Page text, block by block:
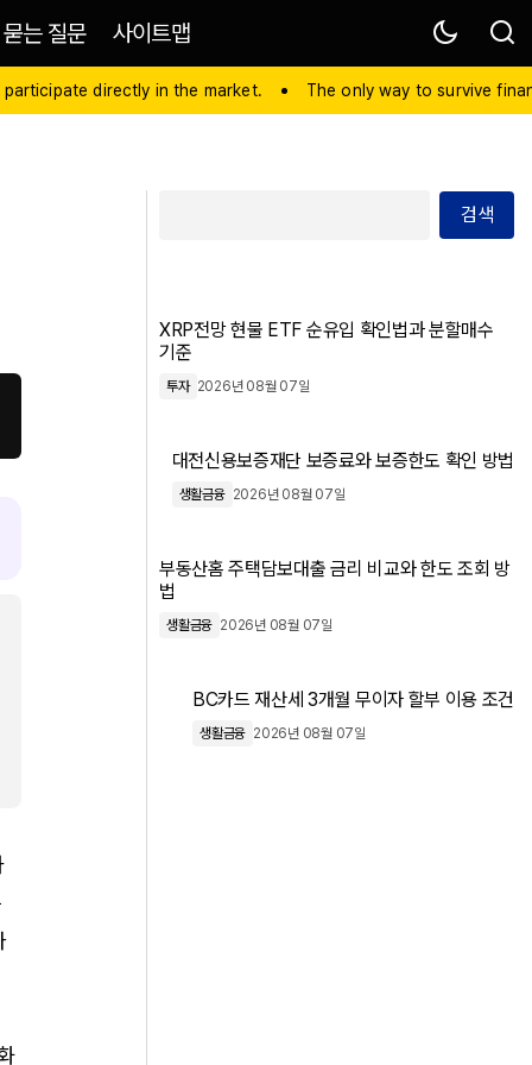
는 질문 사이트맵
directly in the market. The only way to survive
검색
XRP전망 현물 ETF 순유입 확인법과 분할매수
기준
투자 2026년 08월 07일
대전신용보증재단 보증료와 보증한도 확인 방법
생활금융 2026년 08월 07일
부동산홈 주택담보대출 금리 비교와 한도 조회 방
법
생활금융 2026년 08월 07일
BC카드 재산세 3개월 무이자 할부 이용 조건
생활금융 2026년 08월 07일